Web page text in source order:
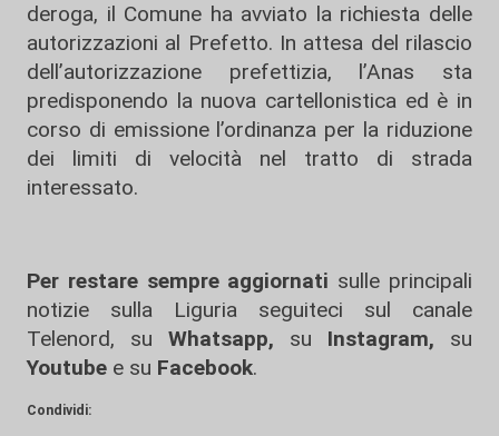
deroga, il Comune ha avviato la richiesta delle
autorizzazioni al Prefetto. In attesa del rilascio
dell’autorizzazione prefettizia, l’Anas sta
predisponendo la nuova cartellonistica ed è in
corso di emissione l’ordinanza per la riduzione
dei limiti di velocità nel tratto di strada
interessato.
Per restare sempre aggiornati sulle principali
notizie sulla Liguria seguiteci sul canale
Telenord, su
Whatsapp, su Instagram, su
Youtube e su Facebook.
Condividi: